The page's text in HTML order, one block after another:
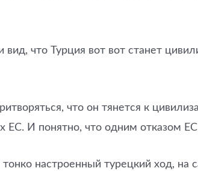
что Турция вот вот станет
что он тянется к
ЕС. И понятно, что одним отказом
настроенный турецкий ход,